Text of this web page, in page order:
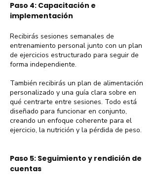
Paso 4: Capacitación e
implementación
Recibirás sesiones semanales de
entrenamiento personal junto con un plan
de ejercicios estructurado para seguir de
forma independiente.
También recibirás un plan de alimentación
personalizado y una guía clara sobre en
qué centrarte entre sesiones. Todo está
diseñado para funcionar en conjunto,
creando un enfoque coherente para el
ejercicio, la nutrición y la pérdida de peso.
Paso 5: Seguimiento y rendición de
cuentas